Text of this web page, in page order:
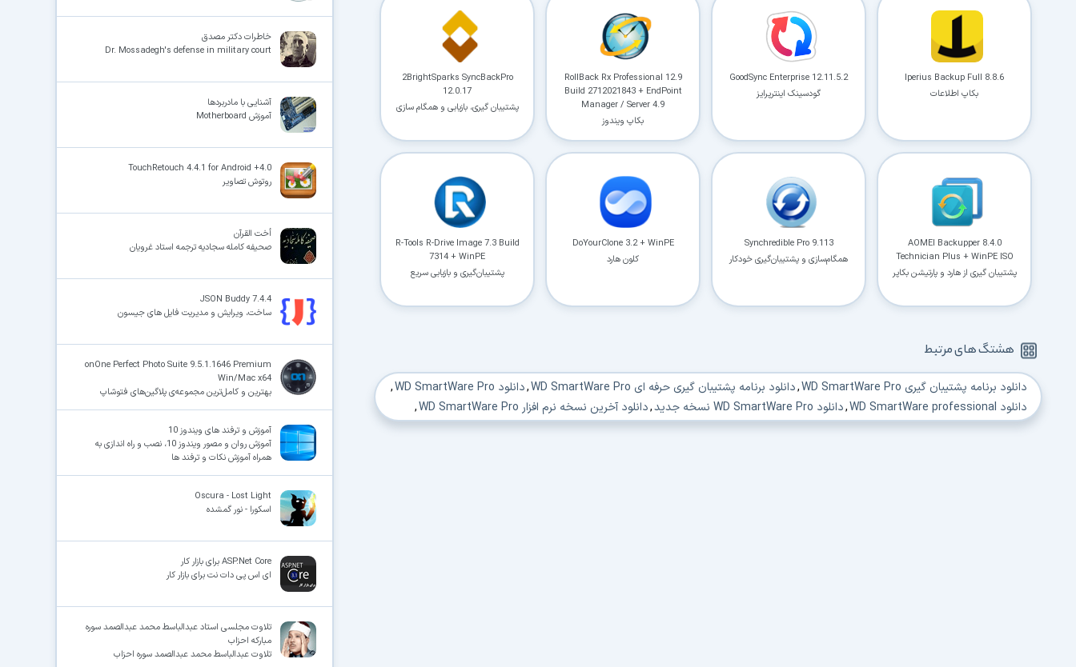
Iperius Backup Full 8.8.6
بکاپ اطلاعات
GoodSync Enterprise 12.11.5.2
گودسینک اینترپرایز
RollBack Rx Professional 12.9
Build 2712021843 + EndPoint
Manager / Server 4.9
بکاپ ویندوز
2BrightSparks SyncBackPro
12.0.17
پشتیبان گیری، بازیابی و همگام سازی
AOMEI Backupper 8.4.0
Technician Plus + WinPE ISO
پشتیبان گیری از هارد و پارتیشن بکاپر
Synchredible Pro 9.113
همگام‌سازی و پشتیبان‌گیری خودکار
DoYourClone 3.2 + WinPE
کلون هارد
R-Tools R-Drive Image 7.3 Build
7314 + WinPE
پشتیبان‌گیری و بازیابی سریع
هشتگ های مرتبط
دانلود برنامه پشتیبان گیری WD SmartWare Pro ,دانلود برنامه پشتیبان گیری حرفه ای WD SmartWare Pro ,دانلود WD SmartWare Pro
,
دانلود WD SmartWare professional
,دانلود WD SmartWare Pro نسخه جدید ,دانلود آخرین نسخه نرم افزار WD SmartWare Pro
,
دانلود آخرین ورژن WD SmartWare Pro
,دانلود برنامه WD SmartWare Pro ,دانلود نرم افزار WD SmartWare Pro جدید
,
خاطرات دکتر مصدق
Dr. Mossadegh's defense in military court
آشنایی با مادربردها
آموزش Motherboard
TouchRetouch 4.4.1 for Android +4.0
روتوش تصاویر
أخت القرآن
صحیفه کامله سجادیه ترجمه استاد غرویان
JSON Buddy 7.4.4
ساخت، ویرایش و مدیریت فایل های جیسون
onOne Perfect Photo Suite 9.5.1.1646 Premium
Win/Mac x64
بهترین و کامل‌ترین مجموعه‌ی پلاگین‌های فتوشاپ
آموزش و ترفند های ویندوز 10
آموزش روان و مصور ویندوز 10، نصب و راه اندازی به
همراه آموزش نکات و ترفند ها
Oscura - Lost Light
اسکورا - نور گمشده
ASP.Net Core برای بازار کار
ای اس پی دات نت برای بازار کار
تلاوت مجلسی استاد عبدالباسط محمد عبدالصمد سوره
مبارکه احزاب
تلاوت عبدالباسط محمد عبدالصمد سوره احزاب